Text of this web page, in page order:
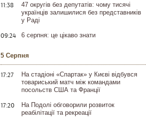
11:38
47 округів без депутатів: чому тисячі
українців залишилися без представників
у Раді
09:24 6 серпня: це цікаво знати
5 Серпня
17:27
На стадіоні «Спартак» у Києві відбувся
товариський матч між командами
посольств США та Франції
17:20
На Подолі обговорили розвиток
реабілітації та рекреації